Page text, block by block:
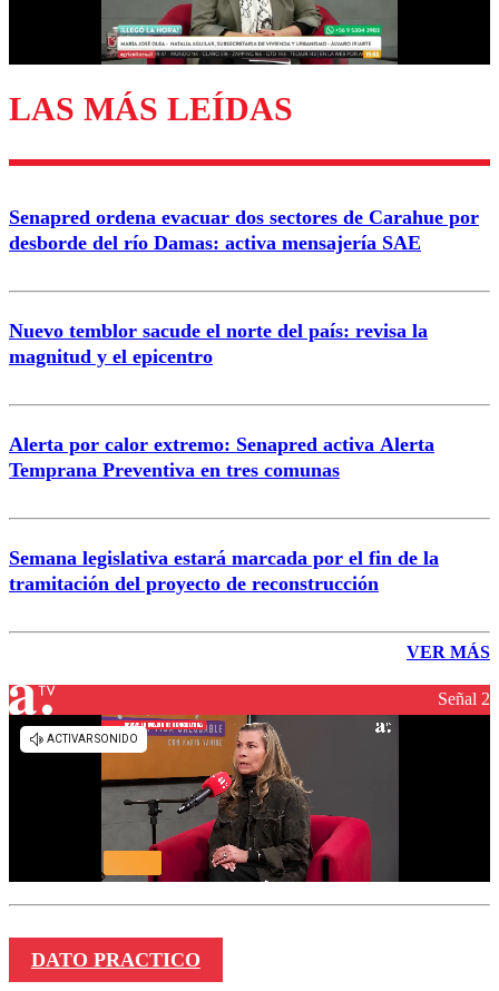
Enviar comentario
LAS MÁS LEÍDAS
Senapred ordena evacuar dos sectores de Carahue por
desborde del río Damas: activa mensajería SAE
Nuevo temblor sacude el norte del país: revisa la
magnitud y el epicentro
Alerta por calor extremo: Senapred activa Alerta
Temprana Preventiva en tres comunas
Semana legislativa estará marcada por el fin de la
tramitación del proyecto de reconstrucción
VER MÁS
Señal 2
DATO PRACTICO